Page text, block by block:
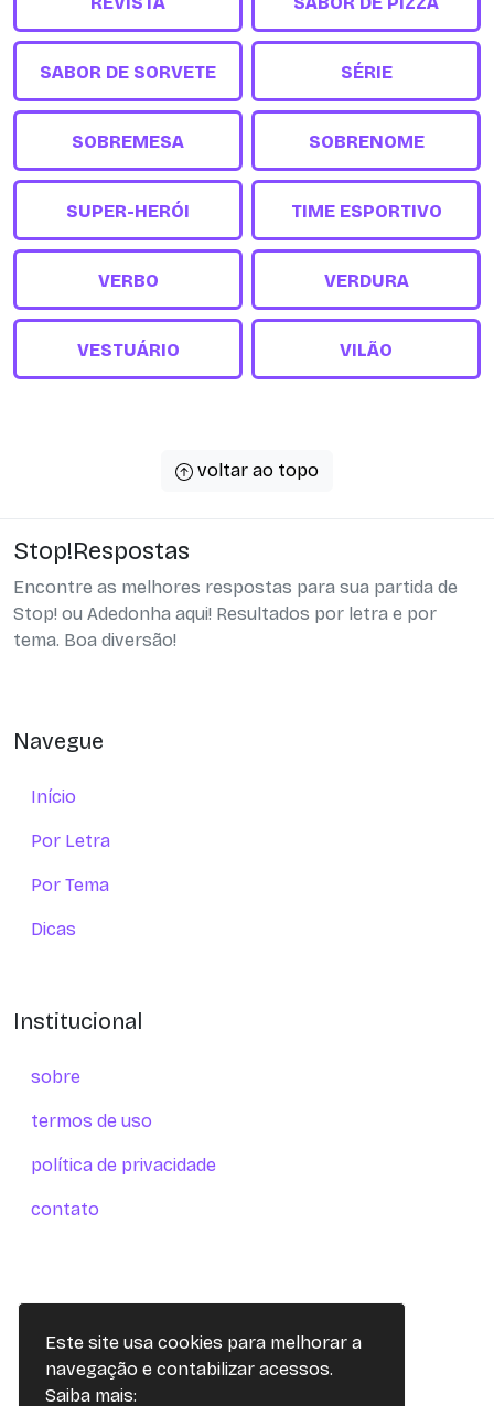
Este site usa cookies para melhorar a
navegação e contabilizar acessos.
Saiba mais:
SABOR DE SORVETE SÉRIE
SOBREMESA SOBRENOME
SUPER-HERÓI TIME ESPORTIVO
VERBO VERDURA
VESTUÁRIO VILÃO
voltar ao topo
Stop!Respostas
Encontre as melhores respostas para sua partida de
Stop! ou Adedonha aqui! Resultados por letra e por
tema. Boa diversão!
Navegue
Início
Por Letra
Por Tema
Dicas
Institucional
sobre
termos de uso
política de privacidade
contato